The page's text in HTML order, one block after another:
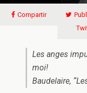
Compartir
Les anges
moi!
Baudelaire,